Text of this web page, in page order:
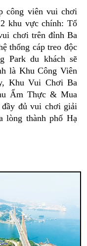
công viên vui chơi
khu vực chính: Tổ
chơi trên đỉnh Ba
thống cáp treo độc
Park du khách sẽ
là Khu Công Viên
Khu Vui Chơi Ba
Ẩm Thực & Mua
đủ vui chơi giải
lòng thành phố Hạ